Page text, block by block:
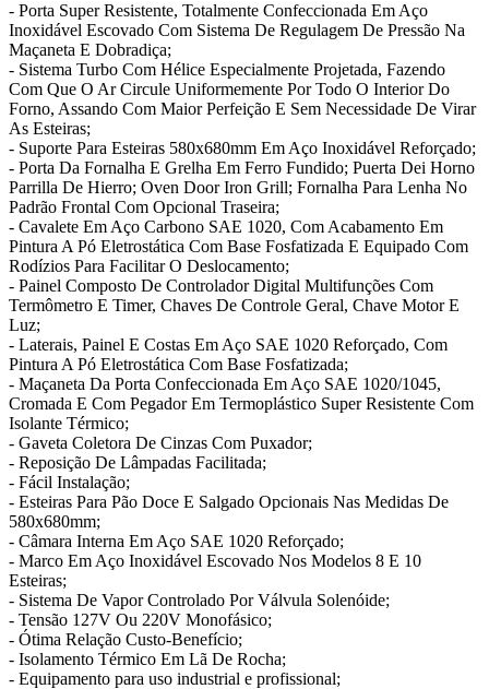
- Porta Super Resistente, Totalmente Confeccionada Em Aço
Inoxidável Escovado Com Sistema De Regulagem De Pressão Na
Maçaneta E Dobradiça;
- Sistema Turbo Com Hélice Especialmente Projetada, Fazendo
Com Que O Ar Circule Uniformemente Por Todo O Interior Do
Forno, Assando Com Maior Perfeição E Sem Necessidade De Virar
As Esteiras;
- Suporte Para Esteiras 580x680mm Em Aço Inoxidável Reforçado;
- Porta Da Fornalha E Grelha Em Ferro Fundido; Puerta Dei Horno
Parrilla De Hierro; Oven Door Iron Grill; Fornalha Para Lenha No
Padrão Frontal Com Opcional Traseira;
- Cavalete Em Aço Carbono SAE 1020, Com Acabamento Em
Pintura A Pó Eletrostática Com Base Fosfatizada E Equipado Com
Rodízios Para Facilitar O Deslocamento;
- Painel Composto De Controlador Digital Multifunções Com
Termômetro E Timer, Chaves De Controle Geral, Chave Motor E
Luz;
- Laterais, Painel E Costas Em Aço SAE 1020 Reforçado, Com
Pintura A Pó Eletrostática Com Base Fosfatizada;
- Maçaneta Da Porta Confeccionada Em Aço SAE 1020/1045,
Cromada E Com Pegador Em Termoplástico Super Resistente Com
Isolante Térmico;
- Gaveta Coletora De Cinzas Com Puxador;
- Reposição De Lâmpadas Facilitada;
- Fácil Instalação;
- Esteiras Para Pão Doce E Salgado Opcionais Nas Medidas De
580x680mm;
- Câmara Interna Em Aço SAE 1020 Reforçado;
- Marco Em Aço Inoxidável Escovado Nos Modelos 8 E 10
Esteiras;
- Sistema De Vapor Controlado Por Válvula Solenóide;
- Tensão 127V Ou 220V Monofásico;
- Ótima Relação Custo-Benefício;
- Isolamento Térmico Em Lã De Rocha;
- Equipamento para uso industrial e profissional;